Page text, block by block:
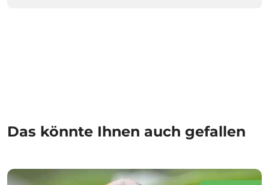
Das könnte Ihnen auch gefallen